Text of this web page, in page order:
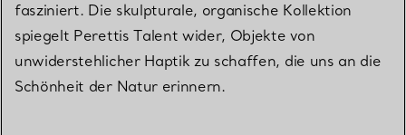
fasziniert. Die skulpturale, organische Kollektion
spiegelt Perettis Talent wider, Objekte von
unwiderstehlicher Haptik zu schaffen, die uns an die
Schönheit der Natur erinnern.